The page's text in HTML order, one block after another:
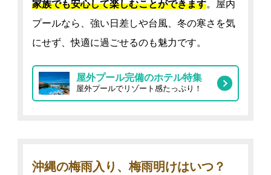
家族でも安心して楽しむことができます。屋内
プールなら、強い日差しや台風、冬の寒さを気
にせず、快適に過ごせるのも魅力です。
屋外プール完備のホテル特集
屋外プールでリゾート感たっぷり！
沖縄の梅雨入り、梅雨明けはいつ？